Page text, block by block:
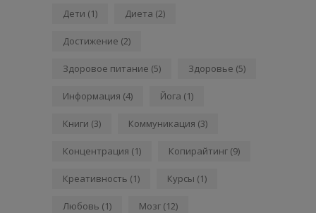
Дети (1) Диета (2)
Достижение (2)
Здоровое питание (5) Здоровье (5)
Информация (4) Йога (1)
Книги (3) Коммуникация (3)
Концентрация (1) Копирайтинг (9)
Креативность (1) Курсы (1)
Любовь (1) Мозг (12)